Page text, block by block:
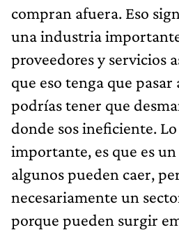
compran afuera. Eso
una industria
proveedores y servicios
que eso tenga que pasar
podrías tener que
donde sos ineficiente. Lo
importante, es que es
algunos pueden caer,
necesariamente un
porque pueden surgir